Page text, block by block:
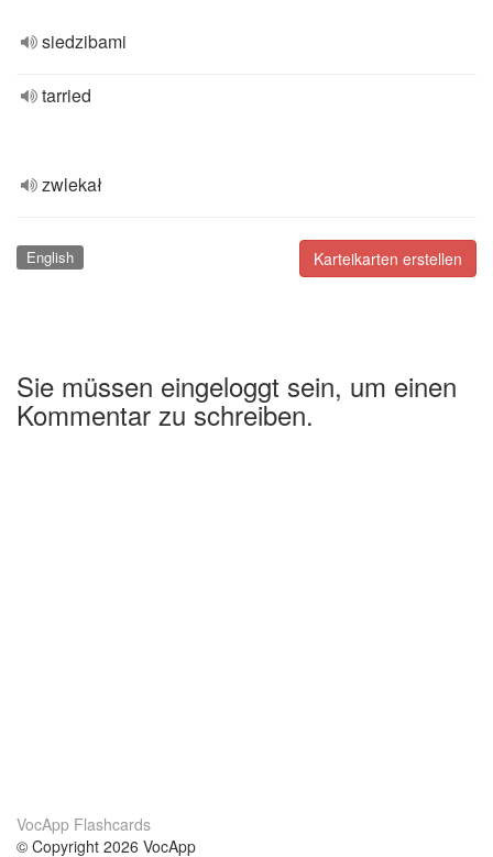
siedzibami
tarried
zwlekał
Karteikarten erstellen
English
Sie müssen eingeloggt sein, um einen
Kommentar zu schreiben.
VocApp Flashcards
© Copyright 2026 VocApp